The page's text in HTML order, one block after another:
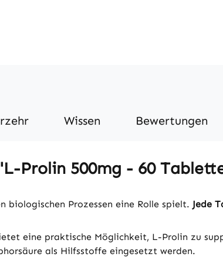
Wissen Bewertungen
Prolin 500mg - 60
biologischen Prozessen eine Rolle spielt. Jede
eine praktische Möglichkeit, L-Prolin zu
als Hilfsstoffe eingesetzt werden.